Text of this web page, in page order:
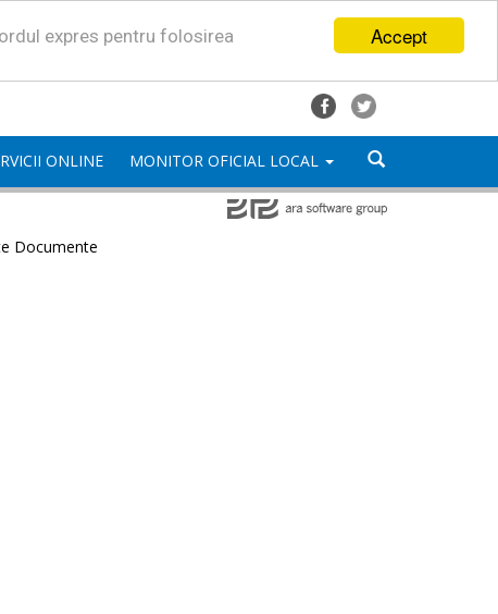
Accept
expres pentru folosirea
ONLINE MONITOR OFICIAL LOCAL
Documente